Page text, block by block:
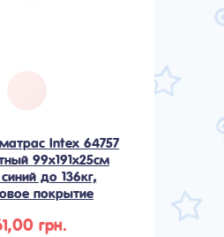
Intex 64757
99х191х25см
до 136кг,
покрытие
грн.